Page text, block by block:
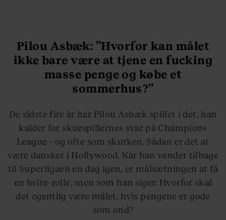
Pilou Asbæk: ”Hvorfor kan målet
ikke bare være at tjene en fucking
masse penge og købe et
sommerhus?”
De sidste fire år har Pilou Asbæk spillet i det, han
kalder for skuespillernes svar på Champions
League - og ofte som skurken. Sådan er det at
være dansker i Hollywood. Når han vender tilbage
til Superligaen en dag igen, er målsætningen at få
en helte-rolle, men som han siger: Hvorfor skal
det egentlig være målet, hvis pengene er gode
som ond?